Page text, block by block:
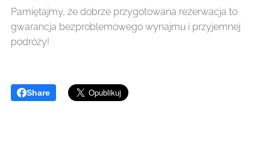
Pamiętajmy, że dobrze przygotowana rezerwacja to
gwarancja bezproblemowego wynajmu i przyjemnej
podróży! ✨
Share